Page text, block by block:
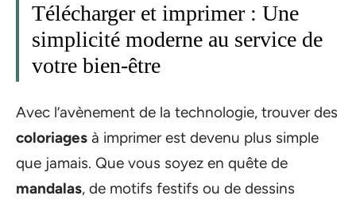
Télécharger et imprimer : Une
simplicité moderne au service de
votre bien-être
Avec l’avènement de la technologie, trouver des
coloriages à imprimer est devenu plus simple
que jamais. Que vous soyez en quête de
mandalas, de motifs festifs ou de dessins